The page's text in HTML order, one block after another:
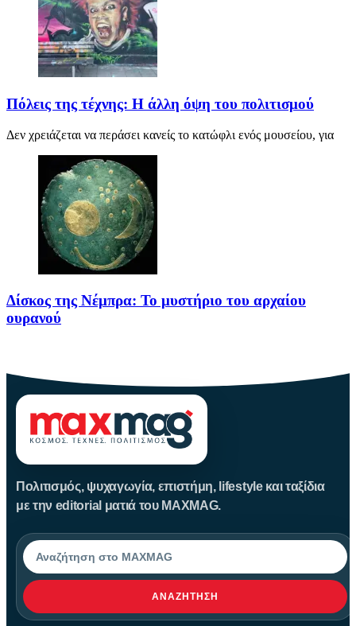
Πόλεις της τέχνης: Η άλλη όψη του πολιτισμού
Δεν χρειάζεται να περάσει κανείς το κατώφλι ενός μουσείου, για
Δίσκος της Νέμπρα: Το μυστήριο του αρχαίου
ουρανού
Πολιτισμός, ψυχαγωγία, επιστήμη, lifestyle και ταξίδια
με την editorial ματιά του MAXMAG.
Αναζήτηση
ΑΝΑΖΉΤΗΣΗ